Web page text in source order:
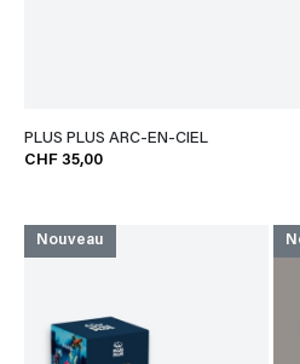
PLUS PLUS ARC-EN-CIEL
CHF 35,00
Nouveau